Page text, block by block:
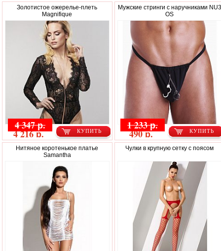
Золотистое ожерелье-плеть
Magnifique
КУПИТЬ
4 347 р.
4 216 р.
Мужские стринги с наручниками NU3
OS
КУПИТЬ
1 233 р.
490 р.
Нитяное коротенькое платье
Samantha
Чулки в крупную сетку с поясом